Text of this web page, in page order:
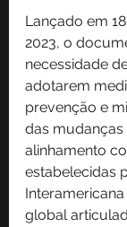
Lançado em
2023, o
necessidade
adotarem
prevenção e
das
alinhamento
estabelecidas
global